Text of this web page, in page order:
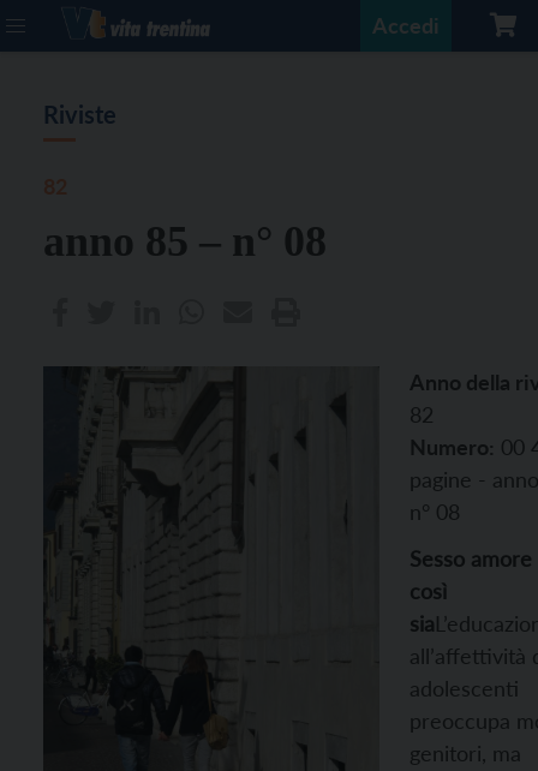
Accedi
Riviste
anno 85 – n° 08
Anno della
82
Numero: 00
pagine -
n° 08
Sesso amore
così
sia
all’affettività
adolescenti
preoccupa
genitori, ma